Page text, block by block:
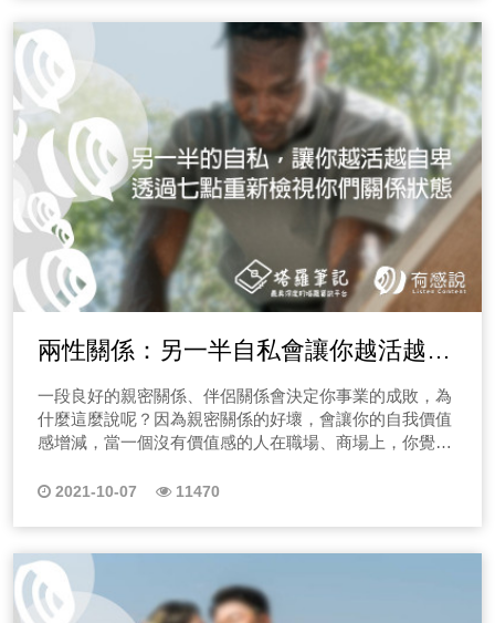
兩性關係：另一半自私會讓你越活越自
卑，透過以下七點重新檢視關係狀態
一段良好的親密關係、伴侶關係會決定你事業的成敗，為
什麼這麼說呢？因為親密關係的好壞，會讓你的自我價值
感增減，當一個沒有價值感的人在職場、商場上，你覺得
2021-10-07 11470